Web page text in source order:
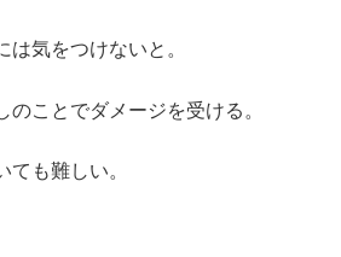
気をつけないと。
ことでダメージを受ける。
も難しい。